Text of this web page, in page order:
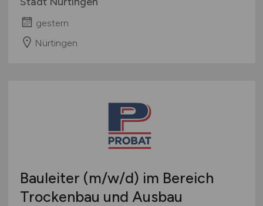
gestern
Nürtingen
Bauleiter (m/w/d) im Bereich
Trockenbau und Ausbau